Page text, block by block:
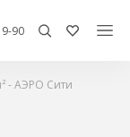
90
- АЭРО Сити